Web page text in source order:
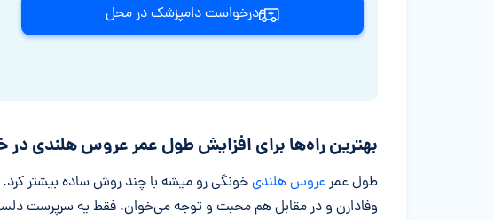
درخواست دامپزشک در محل
بهترین راه‌ها برای افزایش طول عمر عروس هلندی در
طول عمرعروس هلندیخونگی رو میشه با چند روش ساده بیشتر
وفادارن و در مقابل هم محبت و توجه می‌خوان. فقط یه سرپرست